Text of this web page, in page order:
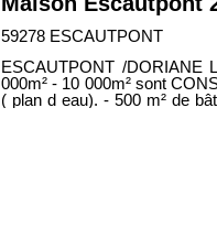
59278 ESCAUTPONT
ESCAUTPONT /DORIANE
000m² - 10 000m² sont
( plan d eau). - 500 m² de bâtiment et terrasse pour les festivités. La guinguette à